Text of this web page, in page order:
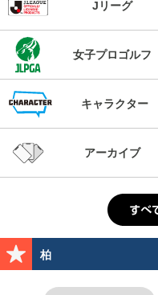
Jリーグ
女子プロゴルフ
キャラクター
アーカイブ
柏